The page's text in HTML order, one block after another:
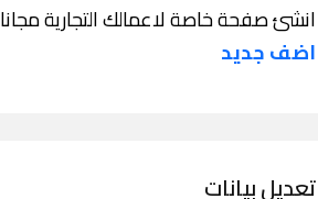
انشئ صفحة خاصة لاعمالك التجارية مجانا
اضف جديد
تعديل بيانات